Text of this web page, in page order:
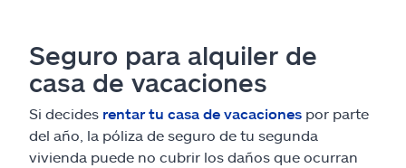
Seguro para alquiler de
casa de vacaciones
Si decides rentar tu casa de vacaciones por parte
del año, la póliza de seguro de tu segunda
vivienda puede no cubrir los daños que ocurran